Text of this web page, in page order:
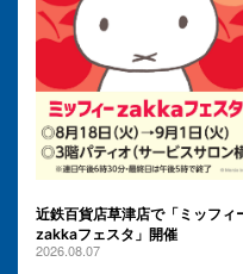
近鉄百貨店草津店で「ミッフィ
zakkaフェスタ」開催
2026.08.07